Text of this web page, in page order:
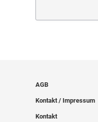
AGB
Kontakt / Impressum
Kontakt